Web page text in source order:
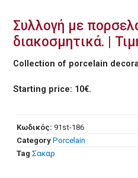
Συλλογή με
διακοσμητικά. |
Collection of porcelain
Starting price: 10€.
Κωδικός: 91st-186
Category Porcelain
Tag Σακαρ